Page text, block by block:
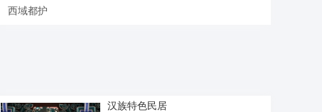
西域都护
汉族特色民居